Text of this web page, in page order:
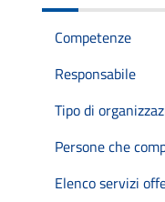
Competenze
Responsabile
Tipo di
Persone che
Elenco servizi